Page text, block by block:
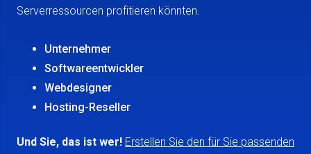
Serverressourcen profitieren könnten.
Unternehmer
Softwareentwickler
Webdesigner
Hosting-Reseller
Und Sie, das ist wer! Erstellen Sie den für Sie passenden